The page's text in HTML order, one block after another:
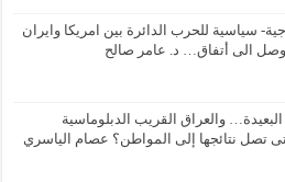
سياسية للحرب الدائرة بين امريكا وايران
الى أتفاق… د. عامر صالح
والعراق القريب الدبلوماسية
تصل نتائجها إلى المواطن؟ عصام الياسري